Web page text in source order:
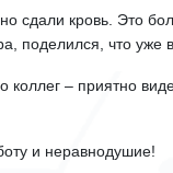
сдали кровь. Это
поделился, что уже
– приятно
и неравнодушие!